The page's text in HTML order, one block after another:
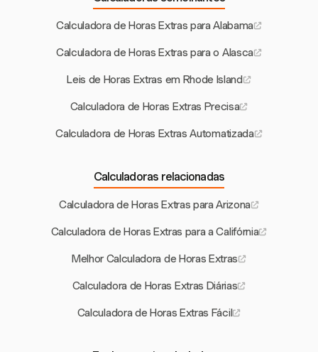
Calculadora de Horas Extras para Alabama
Calculadora de Horas Extras para o Alasca
Leis de Horas Extras em Rhode Island
Calculadora de Horas Extras Precisa
Calculadora de Horas Extras Automatizada
Calculadoras relacionadas
Calculadora de Horas Extras para Arizona
Calculadora de Horas Extras para a Califórnia
Melhor Calculadora de Horas Extras
Calculadora de Horas Extras Diárias
Calculadora de Horas Extras Fácil